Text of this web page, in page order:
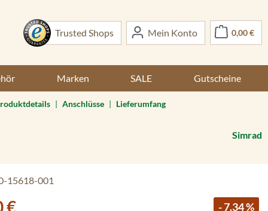
Trusted Shops Mein Konto 0,00 €
Marken SALE Gutscheine
| Anschlüsse | Lieferumfang
Simrad
15618-001
€ - 7.34 %